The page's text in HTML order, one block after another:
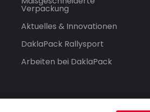
Verpackung
Aktuelles & Innovationen
DaklaPack Rallysport
Arbeiten bei DaklaPack